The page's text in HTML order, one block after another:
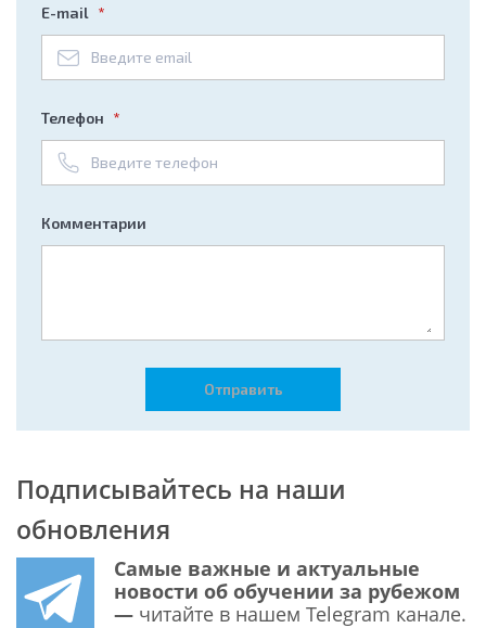
E-mail
Телефон
Комментарии
Подписывайтесь на наши
обновления
Самые важные и актуальные
новости об обучении за рубежом
— читайте в нашем Telegram канале.